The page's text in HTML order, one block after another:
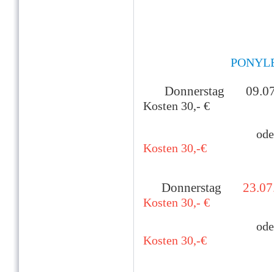
Donnerstag
Kosten 30,- €
Kosten 30,-€
Donnerstag
Kosten 30,- €
Kosten 30,-€